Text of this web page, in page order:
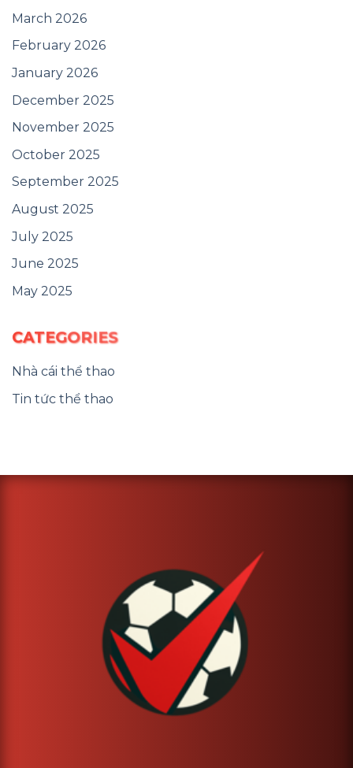
March 2026
February 2026
January 2026
December 2025
November 2025
October 2025
September 2025
August 2025
July 2025
June 2025
May 2025
CATEGORIES
Nhà cái thể thao
Tin tức thể thao